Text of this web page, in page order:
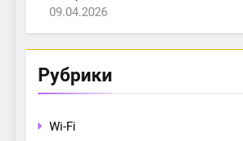
09.04.2026
Рубрики
Wi-Fi